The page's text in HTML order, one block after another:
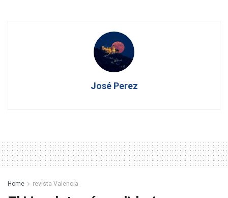
José Perez
Home revista Valencia